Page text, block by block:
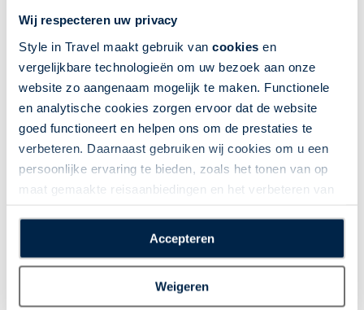
Wij respecteren uw privacy
Style in Travel maakt gebruik van cookies en
vergelijkbare technologieën om uw bezoek aan onze
website zo aangenaam mogelijk te maken. Functionele
en analytische cookies zorgen ervoor dat de website
goed functioneert en helpen ons om de prestaties te
verbeteren. Daarnaast gebruiken wij cookies om u een
persoonlijke ervaring te bieden, zoals het tonen van op
maat gemaakte reisaanbiedingen en het verbeteren van
plaatsen van alle hierboven beschreven cookies en
technologieën, waarmee persoonlijke gegevens kunnen
worden verzameld. Indien u kiest voor “Weigeren”
Accepteren
Weigeren
of langer
Boekbaar voor 2026 Autorondreizen Darrock
Overtocht per ferry
Engeland, Schotland en Wales
Cultuur
Pittoreske steden
vertrekdata en uw wensen. Klik op "meer info" voor een